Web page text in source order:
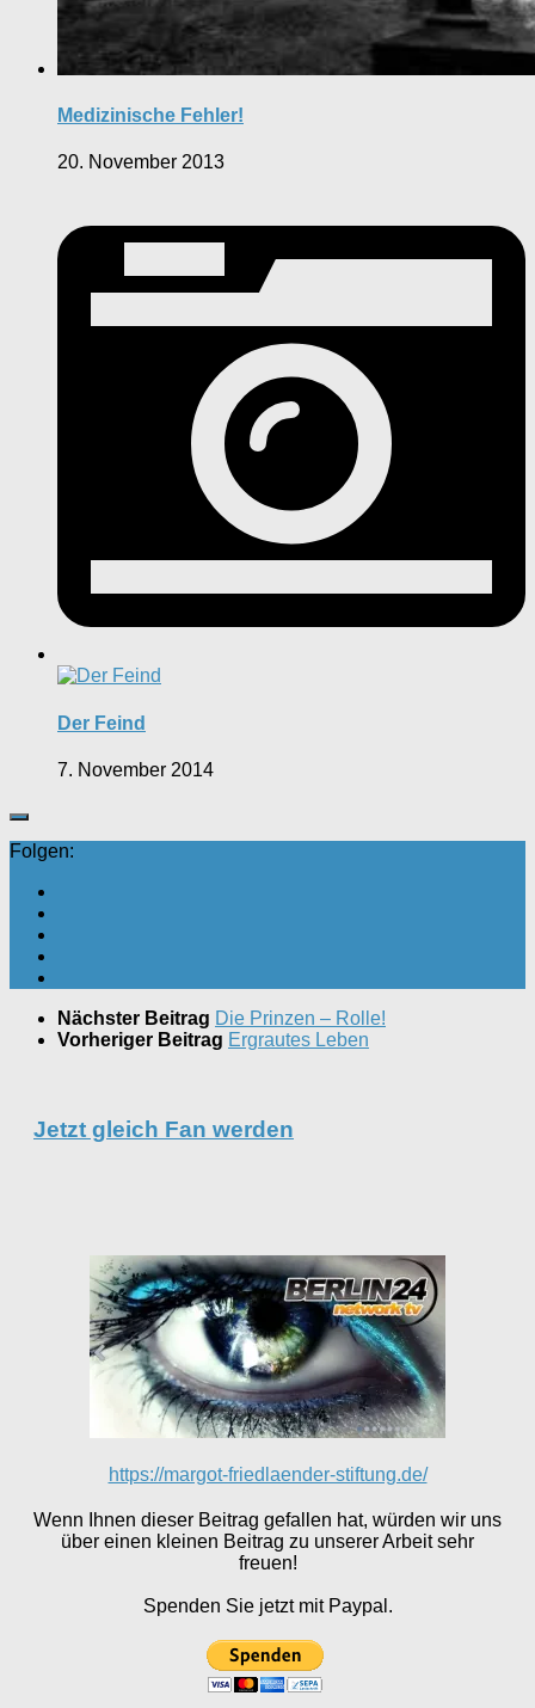
Medizinische Fehler!
20. November 2013
Der Feind
7. November 2014
Folgen:
Nächster Beitrag Die Prinzen – Rolle!
Vorheriger Beitrag Ergrautes Leben
Jetzt gleich Fan werden
https://margot-friedlaender-stiftung.de/
Wenn Ihnen dieser Beitrag gefallen hat, würden wir uns
über einen kleinen Beitrag zu unserer Arbeit sehr
freuen!
Spenden Sie jetzt mit Paypal.